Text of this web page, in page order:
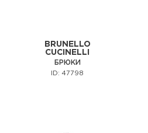
BRUNELLO
CUCINELLI
БРЮКИ
ID: 47798